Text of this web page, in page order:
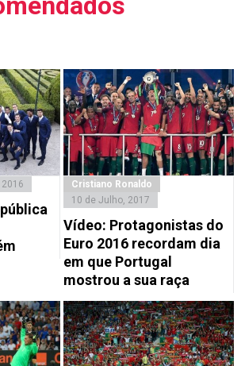
Cristiano Ronaldo
10 de Julho, 2017
Vídeo: Protagonistas do
Euro 2016 recordam dia
em que Portugal
mostrou a sua raça